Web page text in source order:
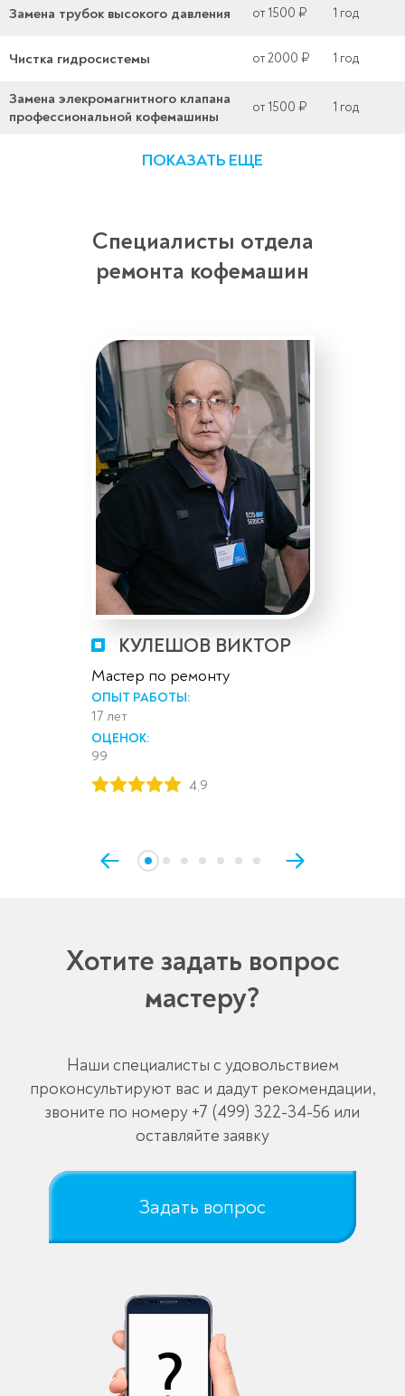
Замена трубок высокого давления от 1500 ₽ 1 год
Чистка гидросистемы от 2000 ₽ 1 год
Замена элекромагнитного клапана
профессиональной кофемашины
от 1500 ₽ 1 год
ПОКАЗАТЬ ЕЩЕ
Специалисты отдела
ремонта кофемашин
КУЛЕШОВ ВИКТОР
Мастер по ремонту
ОПЫТ РАБОТЫ:
17 лет
ОЦЕНОК:
99
4,9
Хотите задать вопрос
мастеру?
Наши специалисты с удовольствием
проконсультируют вас и дадут рекомендации,
звоните по номеру +7 (499) 322-34-56 или
оставляйте заявку
Задать вопрос